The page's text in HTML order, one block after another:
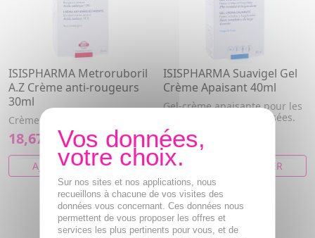
ISISPHARMA Metroruboril
A.Z Crème anti-rougeurs
30ml
Crème anti-rougeurs.
18,67€
AJOUTER AU PANIER
ISISPHARMA Suavigel Gel
Crème Apaisant 40ml
Gel-crème apaisante pour les
peaux irritées et fragilisées.
9,28€
AJOUTER AU PANIER
Sur nos sites et nos applications, nous
recueillons à chacune de vos visites des
données vous concernant. Ces données nous
permettent de vous proposer les offres et
services les plus pertinents pour vous, et de